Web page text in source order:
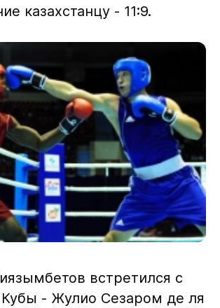
казахстанцу - 11:9.
встретился с
Кубы - Жулио Сезаром де ля